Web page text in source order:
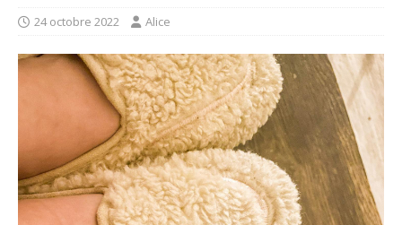
24 octobre 2022 Alice